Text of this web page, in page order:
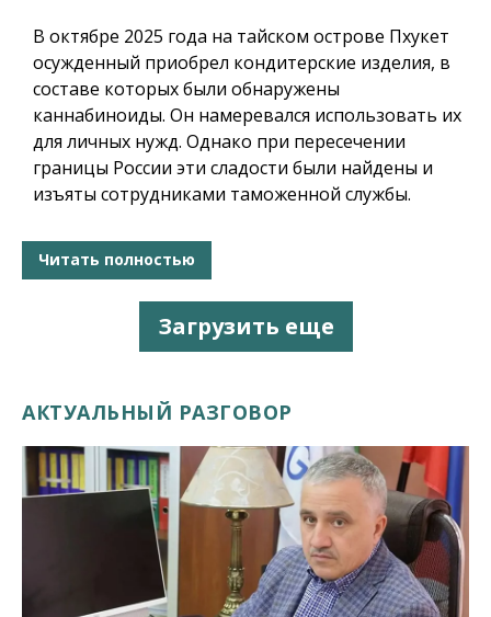
В октябре 2025 года на тайском острове Пхукет
осужденный приобрел кондитерские изделия, в
составе которых были обнаружены
каннабиноиды. Он намеревался использовать их
для личных нужд. Однако при пересечении
границы России эти сладости были найдены и
изъяты сотрудниками таможенной службы.
Читать полностью
Загрузить еще
АКТУАЛЬНЫЙ РАЗГОВОР